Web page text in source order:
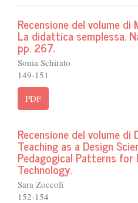
Recensione del volume
La didattica semplessa.
pp. 267.
Sonia Schirato
149-151
PDF
Recensione del volume
Teaching as a Design
Pedagogical Patterns for
Technology.
Sara Zoccoli
152-154